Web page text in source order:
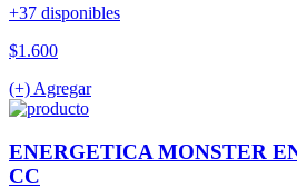
+37 disponibles
$1.600
(+) Agregar
ENERGETICA MONSTER
CC